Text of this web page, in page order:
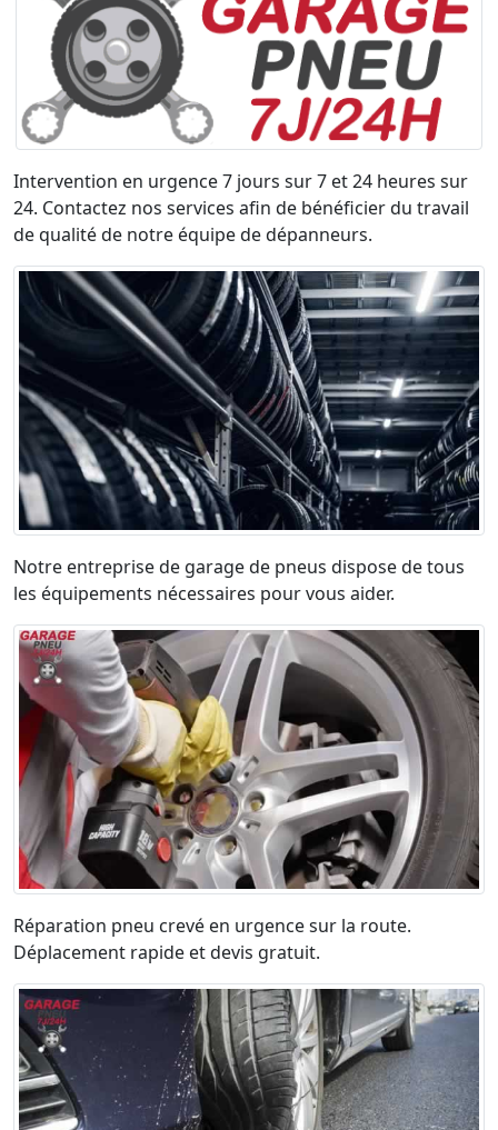
Intervention en urgence 7 jours sur 7 et 24 heures sur
24. Contactez nos services afin de bénéficier du travail
de qualité de notre équipe de dépanneurs.
Notre entreprise de garage de pneus dispose de tous
les équipements nécessaires pour vous aider.
Réparation pneu crevé en urgence sur la route.
Déplacement rapide et devis gratuit.